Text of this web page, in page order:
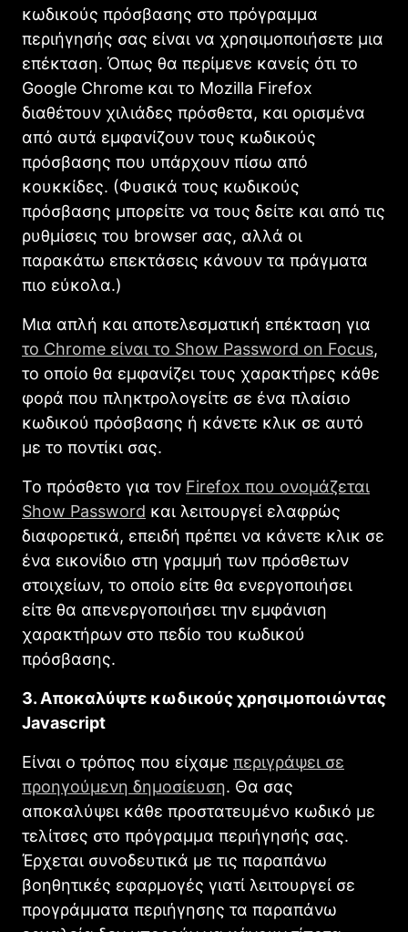
κωδικούς πρόσβασης στο πρόγραμμα
περιήγησής σας είναι να χρησιμοποιήσετε μια
επέκταση. Όπως θα περίμενε κανείς ότι το
Google Chrome και το Mozilla Firefox
διαθέτουν χιλιάδες πρόσθετα, και ορισμένα
από αυτά εμφανίζουν τους κωδικούς
πρόσβασης που υπάρχουν πίσω από
κουκκίδες. (Φυσικά τους κωδικούς
πρόσβασης μπορείτε να τους δείτε και από τις
ρυθμίσεις του browser σας, αλλά οι
παρακάτω επεκτάσεις κάνουν τα πράγματα
πιο εύκολα.)
Μια απλή και αποτελεσματική επέκταση για
το Chrome είναι το Show Password on Focus,
το οποίο θα εμφανίζει τους χαρακτήρες κάθε
φορά που πληκτρολογείτε σε ένα πλαίσιο
κωδικού πρόσβασης ή κάνετε κλικ σε αυτό
με το ποντίκι σας.
Το πρόσθετο για τον Firefox που ονομάζεται
Show Password και λειτουργεί ελαφρώς
διαφορετικά, επειδή πρέπει να κάνετε κλικ σε
ένα εικονίδιο στη γραμμή των πρόσθετων
στοιχείων, το οποίο είτε θα ενεργοποιήσει
είτε θα απενεργοποιήσει την εμφάνιση
χαρακτήρων στο πεδίο του κωδικού
πρόσβασης.
3. Αποκαλύψτε κωδικούς χρησιμοποιώντας
Javascript
Είναι ο τρόπος που είχαμε περιγράψει σε
προηγούμενη δημοσίευση. Θα σας
αποκαλύψει κάθε προστατευμένο κωδικό με
τελίτσες στο πρόγραμμα περιήγησής σας.
Έρχεται συνοδευτικά με τις παραπάνω
βοηθητικές εφαρμογές γιατί λειτουργεί σε
προγράμματα περιήγησης τα παραπάνω